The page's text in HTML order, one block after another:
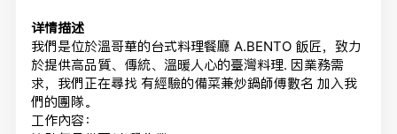
详情描述
我們是位於溫哥華的台式料理餐廳 A.BENTO 飯匠，致力
於提供高品質、傳統、溫暖人心的臺灣料理. 因業務需
求，我們正在尋找 有經驗的備菜兼炒鍋師傅數名 加入我
們的團隊。
工作內容：